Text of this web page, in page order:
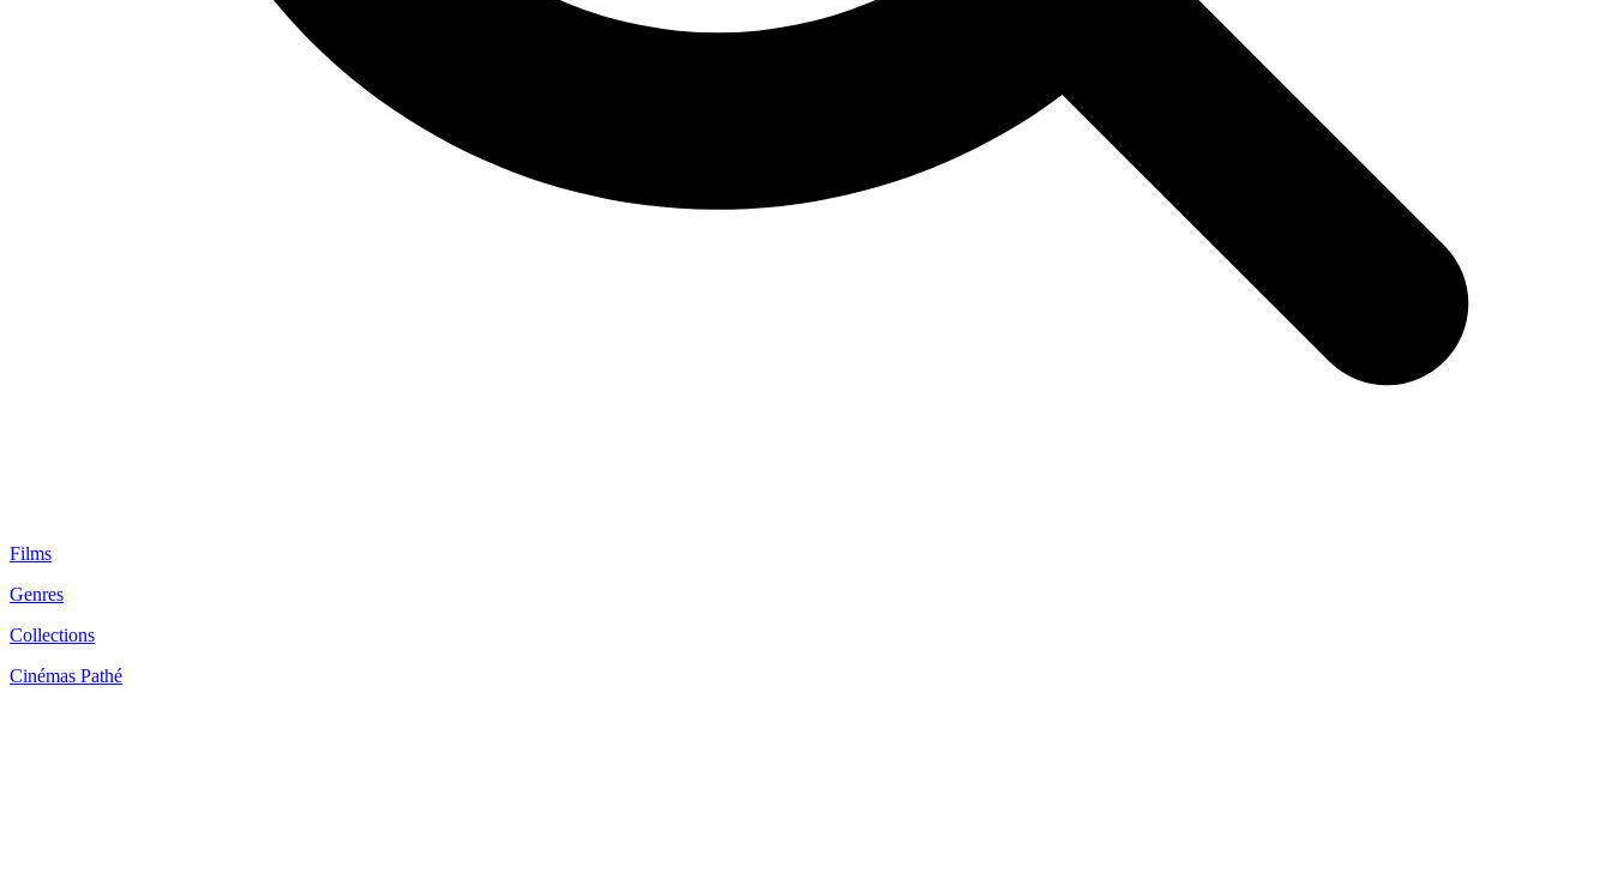
Films
Genres
Collections
Cinémas Pathé